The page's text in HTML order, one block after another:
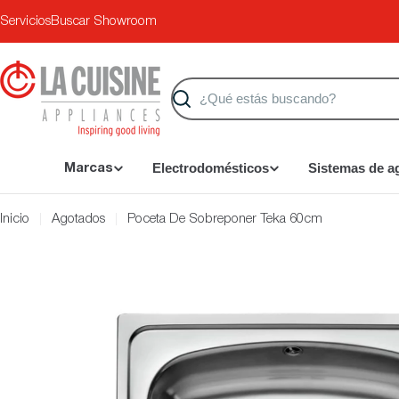
ServiciosBuscar Showroom
Buscar
Marcas Electrodomésticos Sistemas de
Inicio Agotados Poceta De Sobreponer Teka 60cm